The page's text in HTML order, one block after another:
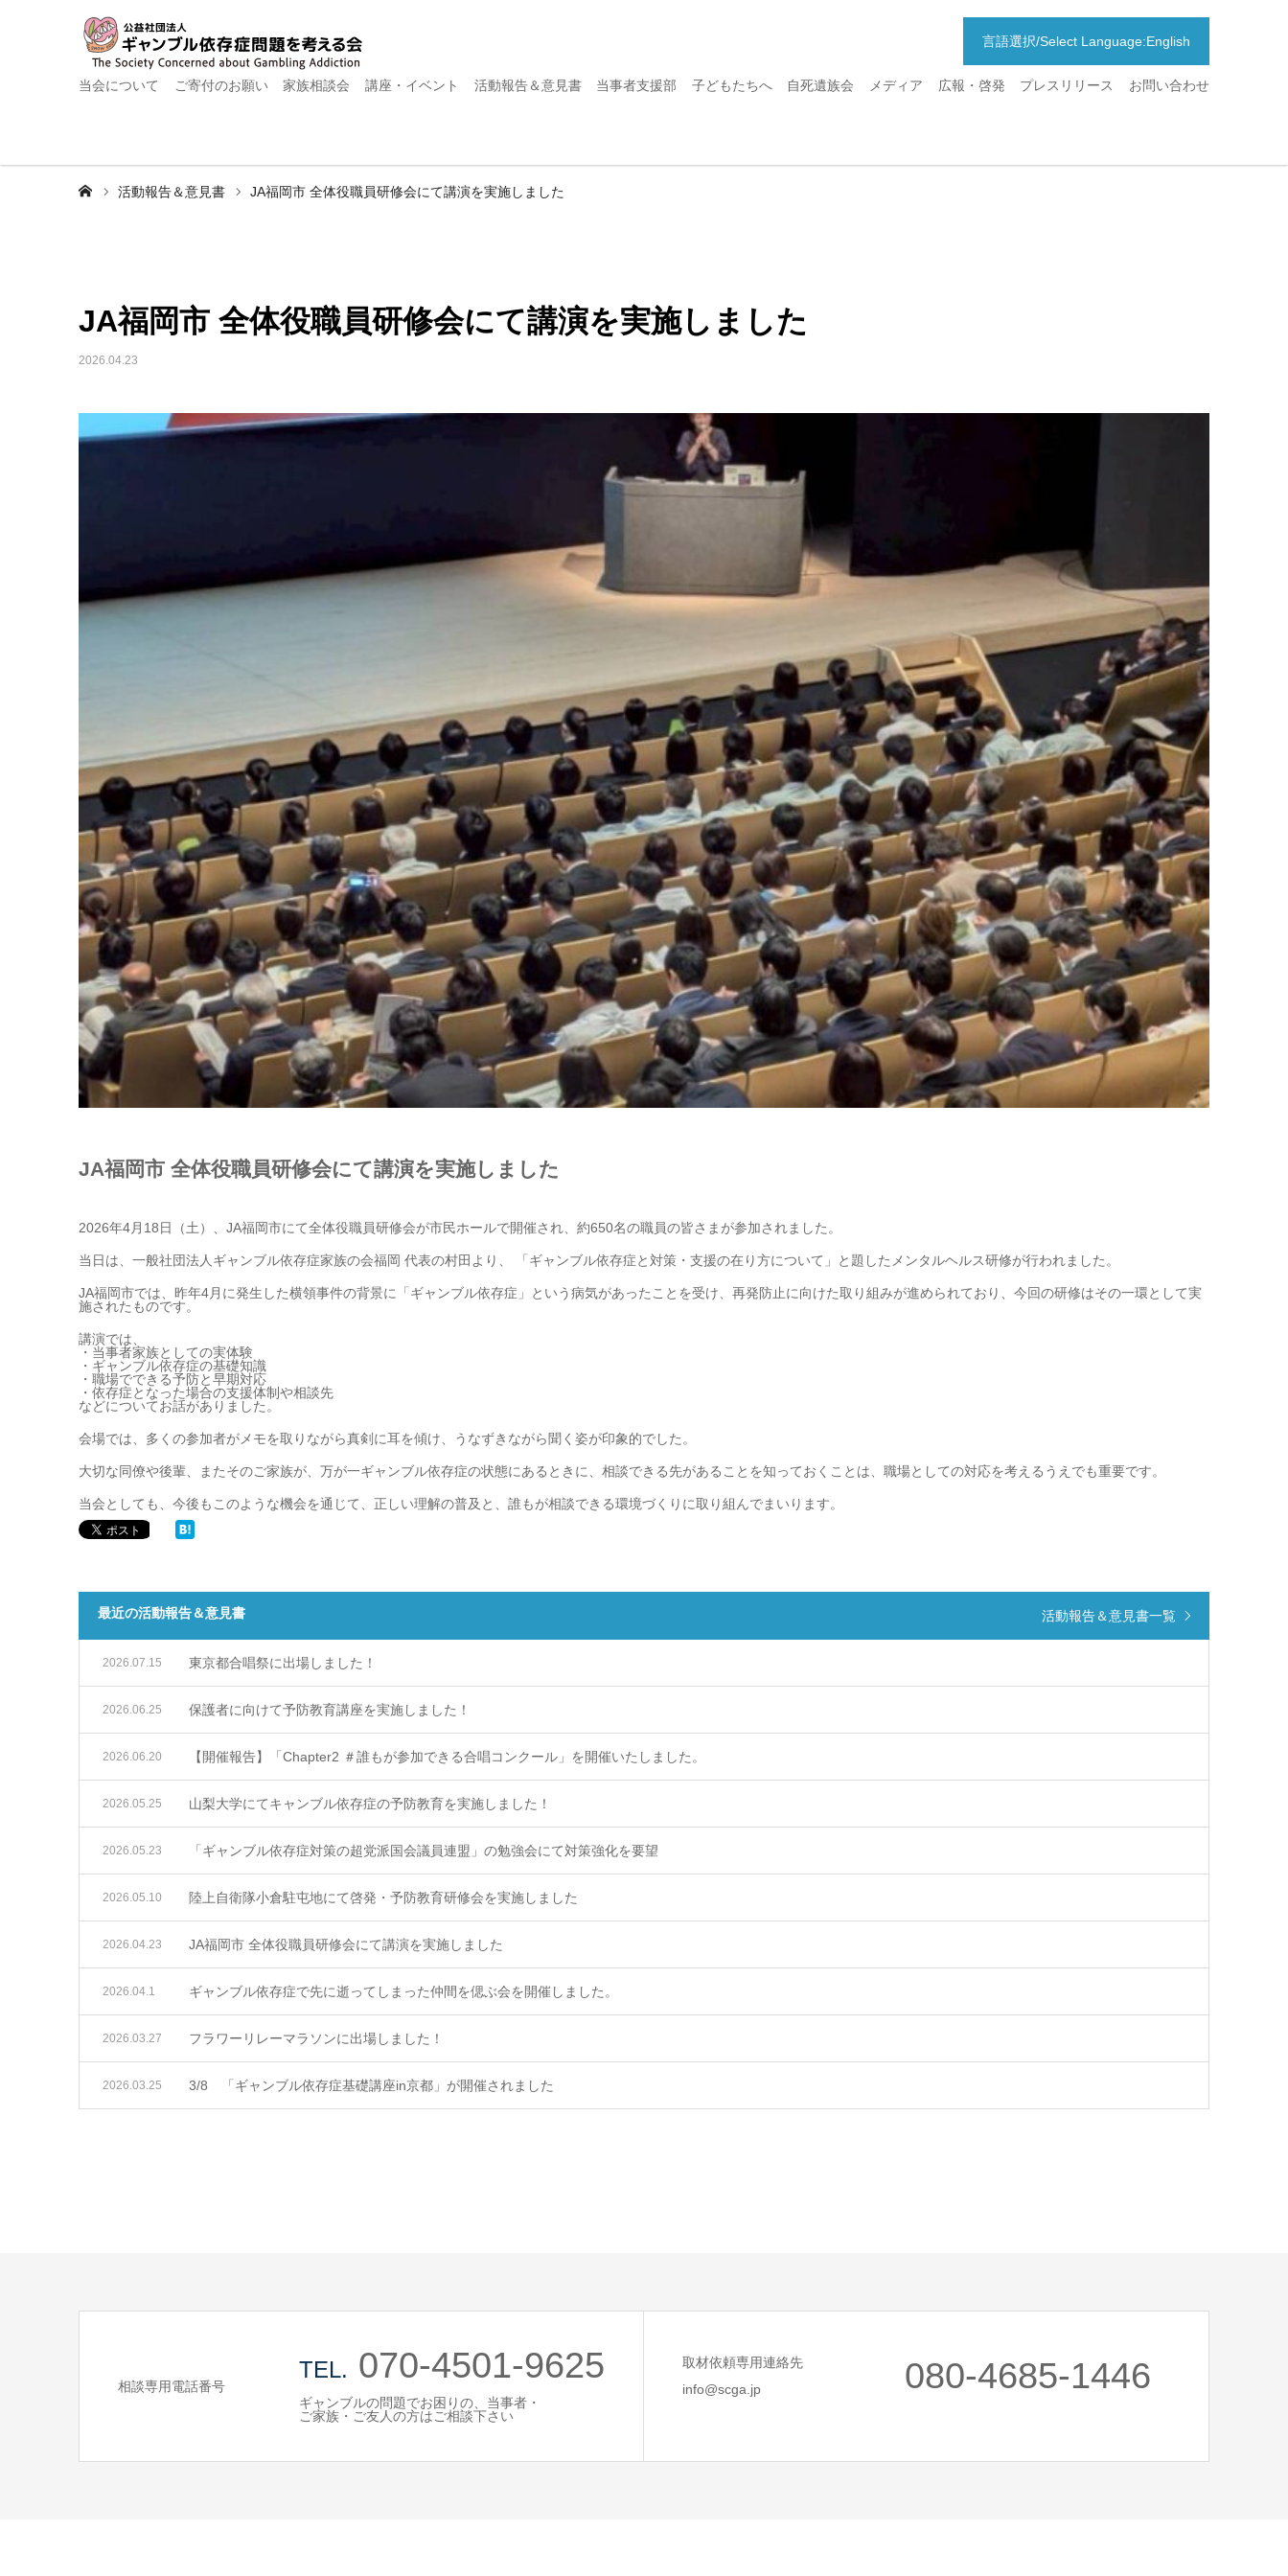
言語選択/Select Language:English
当会について ご寄付のお願い 家族相談会 講座・イベント 活動報告＆意見書 当事者支援部 子どもたちへ 自死遺族会 メディア 広報・啓発 プレスリリース お問い合わせ
活動報告＆意見書 JA福岡市 全体役職員研修会にて講演を実施しました
JA福岡市 全体役職員研修会にて講演を実施しました
2026.04.23
JA福岡市 全体役職員研修会にて講演を実施しました
2026年4月18日（土）、JA福岡市にて全体役職員研修会が市民ホールで開催され、約650名の職員の皆さまが参加されました。
当日は、一般社団法人ギャンブル依存症家族の会福岡 代表の村田より、 「ギャンブル依存症と対策・支援の在り方について」と題したメンタルヘルス研修が行われました。
JA福岡市では、昨年4月に発生した横領事件の背景に「ギャンブル依存症」という病気があったことを受け、再発防止に向けた取り組みが進められており、今回の研修はその一環として実
施されたものです。
講演では、
・当事者家族としての実体験
・ギャンブル依存症の基礎知識
・職場でできる予防と早期対応
・依存症となった場合の支援体制や相談先
などについてお話がありました。
会場では、多くの参加者がメモを取りながら真剣に耳を傾け、うなずきながら聞く姿が印象的でした。
大切な同僚や後輩、またそのご家族が、万が一ギャンブル依存症の状態にあるときに、相談できる先があることを知っておくことは、職場としての対応を考えるうえでも重要です。
当会としても、今後もこのような機会を通じて、正しい理解の普及と、誰もが相談できる環境づくりに取り組んでまいります。
最近の活動報告＆意見書 活動報告＆意見書一覧
東京都合唱祭に出場しました！
2026.07.15
保護者に向けて予防教育講座を実施しました！
2026.06.25
【開催報告】「Chapter2 ＃誰もが参加できる合唱コンクール」を開催いたしました。
2026.06.20
山梨大学にてキャンブル依存症の予防教育を実施しました！
2026.05.25
「ギャンブル依存症対策の超党派国会議員連盟」の勉強会にて対策強化を要望
2026.05.23
陸上自衛隊小倉駐屯地にて啓発・予防教育研修会を実施しました
2026.05.10
JA福岡市 全体役職員研修会にて講演を実施しました
2026.04.23
ギャンブル依存症で先に逝ってしまった仲間を偲ぶ会を開催しました。
2026.04.1
フラワーリレーマラソンに出場しました！
2026.03.27
3/8 「ギャンブル依存症基礎講座in京都」が開催されました
2026.03.25
相談専用電話番号
TEL. 070-4501-9625
ギャンブルの問題でお困りの、当事者・
ご家族・ご友人の方はご相談下さい
取材依頼専用連絡先
info@scga.jp
080-4685-1446